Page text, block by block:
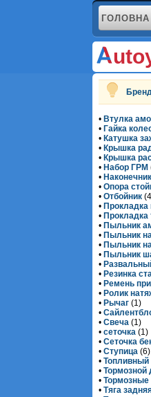
ГОЛОВНА
• Втулка
• Гайка
• Катушка
• Крышка
• Крышка
• Набор ГРМ
•
•Опора
•Отбойник
•
• Прокладка
• Пыльник
• Пыльник
• Пыльник
• Пыльник
•
• Резинка
• Ремень
• Ролик
• Рычаг (1)
•
•Свеча (1)
•сеточка (1)
•Сеточка
•Ступица (6)
•Топливный
•Тормозной
•Тормозные
•Тяга